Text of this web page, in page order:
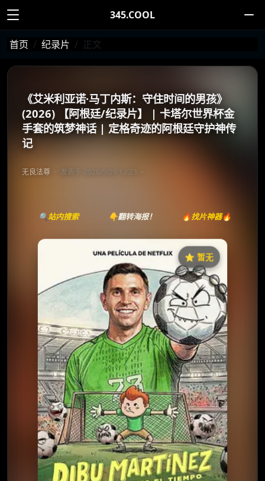
345.COOL
首页 纪录片 正文
《艾米利亚诺·马丁内斯：守住时间的男孩》
(2026) 【阿根廷/纪录片】 | 卡塔尔世界杯金
手套的筑梦神话 | 定格奇迹的阿根廷守护神传
记
无良法尊 发表于 2026/5/29 12:23
🔍站内搜索 👇翻转海报！ 🔥找片神器🔥
⭐️ 暂无
《埃米利亚诺·马丁内斯：守住时间的男孩》
⭐️ 评分：暂无 | 🎬 2026年
夸克网盘
百度网盘